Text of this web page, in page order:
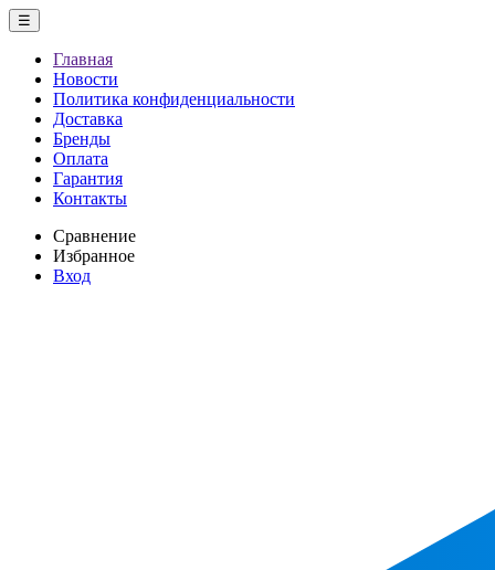
☰
Главная
Новости
Политика конфиденциальности
Доставка
Бренды
Оплата
Гарантия
Контакты
Сравнение
Избранное
Вход